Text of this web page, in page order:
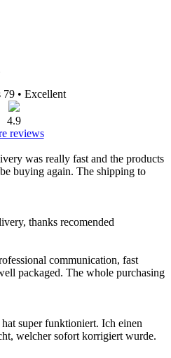
79 • Excellent
4.9
reviews
was really fast and the products
buying again. The shipping to
thanks recomended
communication, fast
packaged. The whole purchasing
super funktioniert. Ich einen
welcher sofort korrigiert wurde.